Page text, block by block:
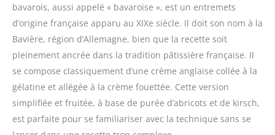
bavarois, aussi appelé « bavaroise », est un entremets
d’origine française apparu au XIXe siècle. Il doit son nom à la
Bavière, région d’Allemagne, bien que la recette soit
pleinement ancrée dans la tradition pâtissière française. Il
se compose classiquement d’une crème anglaise collée à la
gélatine et allégée à la crème fouettée. Cette version
simplifiée et fruitée, à base de purée d’abricots et de kirsch,
est parfaite pour se familiariser avec la technique sans se